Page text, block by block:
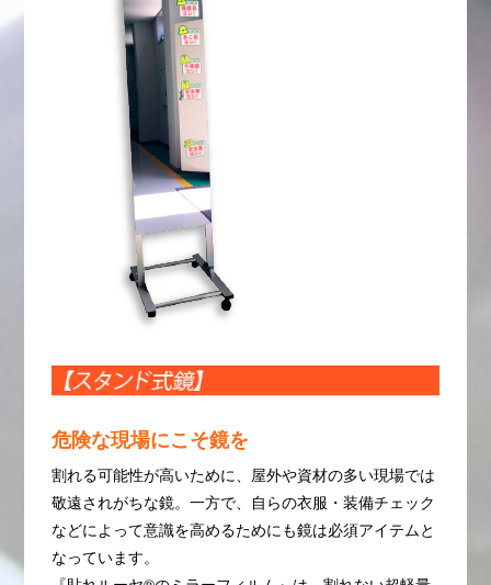
危険な現場にこそ鏡を
割れる可能性が高いために、屋外や資材の多い現場では
敬遠されがちな鏡。一方で、自らの衣服・装備チェック
などによって意識を高めるためにも鏡は必須アイテムと
なっています。